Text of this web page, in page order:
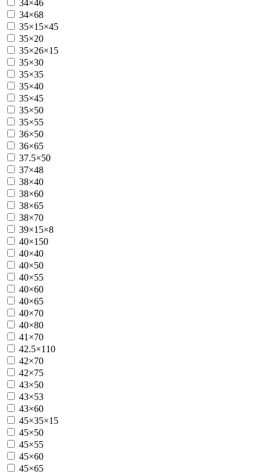
34×46
34×68
35×15×45
35×20
35×26×15
35×30
35×35
35×40
35×45
35×50
35×55
36×50
36×65
37.5×50
37×48
38×40
38×60
38×65
38×70
39×15×8
40×150
40×40
40×50
40×55
40×60
40×65
40×70
40×80
41×70
42.5×110
42×70
42×75
43×50
43×53
43×60
45×35×15
45×50
45×55
45×60
45×65